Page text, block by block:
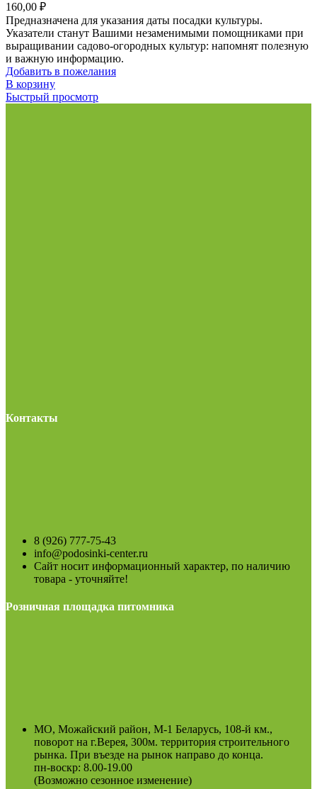
160,00 ₽
Предназначена для указания даты посадки культуры.
Указатели станут Вашими незаменимыми помощниками при
выращивании садово-огородных культур: напомнят полезную
и важную информацию.
Добавить в пожелания
В корзину
Быстрый просмотр
Контакты
8 (926) 777-75-43
info@podosinki-center.ru
Сайт носит информационный характер, по наличию
товара - уточняйте!
Розничная площадка питомника
МО, Можайский район, М-1 Беларусь, 108-й км.,
поворот на г.Верея, 300м. территория строительного
рынка. При въезде на рынок направо до конца.
пн-воскр: 8.00-19.00
(Возможно сезонное изменение)